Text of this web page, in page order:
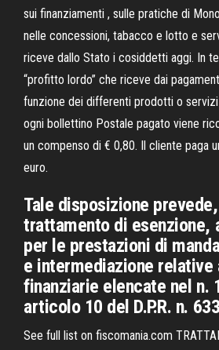
sui finanziamenti , sulle pratiche di
nelle concessioni, tabacco e lotto e
riceve dallo Stato i cosiddetti aggi. In
“profitto lordo” che riceve dai
funzione dei differenti prodotti o
ogni bollettino Postale pagato viene
un compenso di € 0,80. Il cliente paga
euro.
Tale disposizione
trattamento di esenzione,
per le prestazioni di
e intermediazione relative
finanziarie elencate nel n.
articolo 10 del D.P.R. n.
See full list on fiscomania.com